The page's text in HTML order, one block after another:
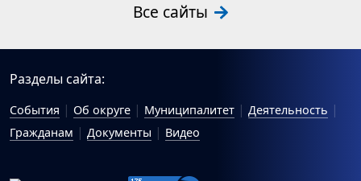
Все сайты
Разделы сайта:
События Об округе Муниципалитет
Деятельность
Гражданам
Документы Видео